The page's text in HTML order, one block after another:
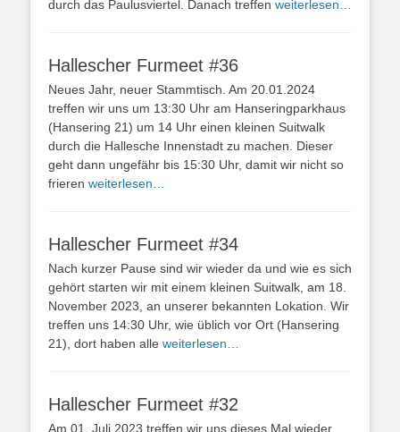
durch das Paulusviertel. Danach treffen weiterlesen…
Hallescher Furmeet #36
Neues Jahr, neuer Stammtisch. Am 20.01.2024
treffen wir uns um 13:30 Uhr am Hanseringparkhaus
(Hansering 21) um 14 Uhr einen kleinen Suitwalk
durch die Hallesche Innenstadt zu machen. Dieser
geht dann ungefähr bis 15:30 Uhr, damit wir nicht so
frieren weiterlesen…
Hallescher Furmeet #34
Nach kurzer Pause sind wir wieder da und wie es sich
gehört starten wir mit einem kleinen Suitwalk, am 18.
November 2023, an unserer bekannten Lokation. Wir
treffen uns 14:30 Uhr, wie üblich vor Ort (Hansering
21), dort haben alle weiterlesen…
Hallescher Furmeet #32
Am 01. Juli 2023 treffen wir uns dieses Mal wieder